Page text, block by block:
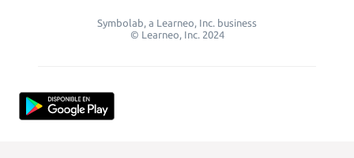
Symbolab, a Learneo, Inc. business
© Learneo, Inc. 2024